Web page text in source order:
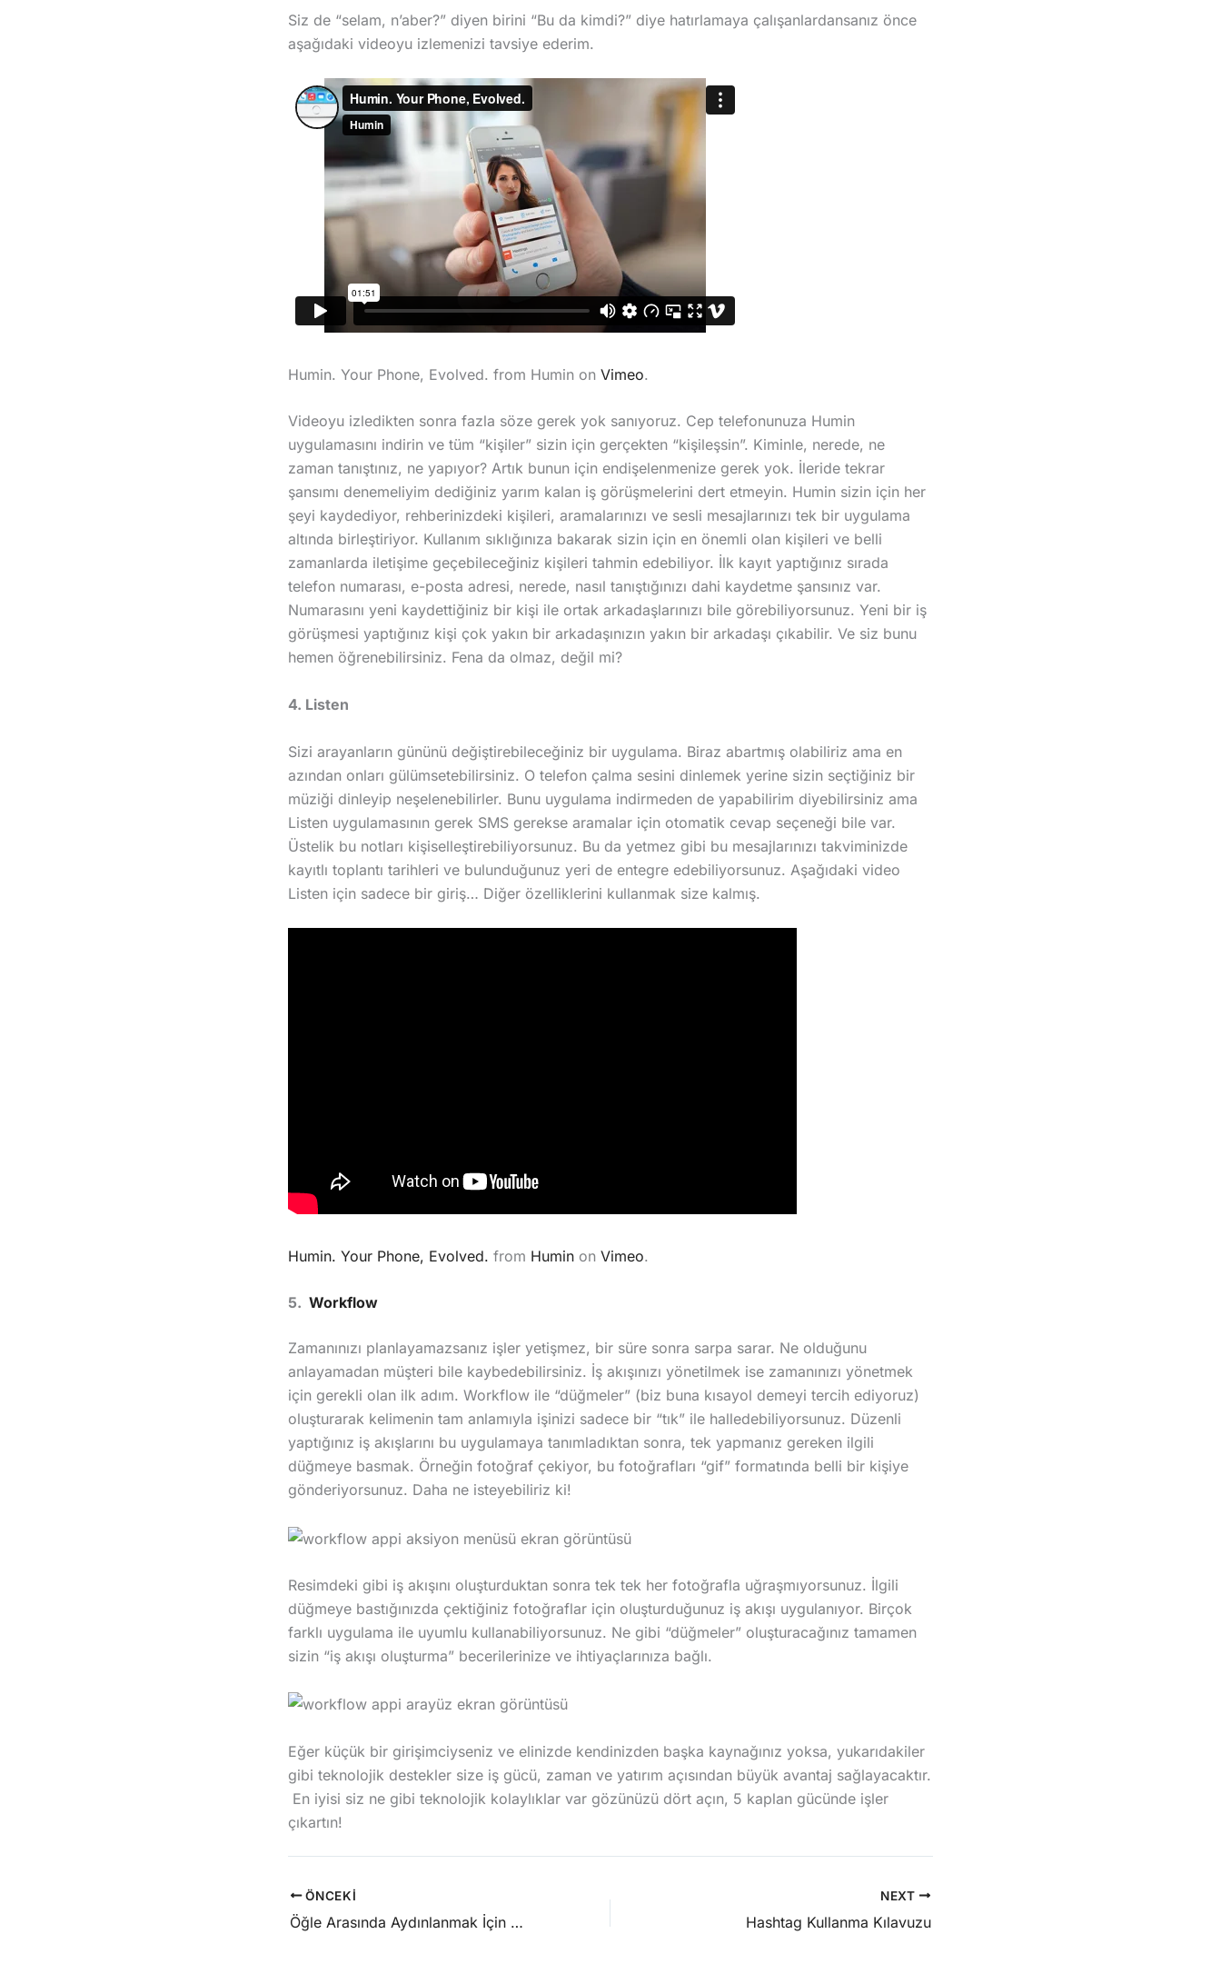
Siz de “selam, n’aber?” diyen birini “Bu da kimdi?” diye hatırlamaya çalışanlardansanız önce
aşağıdaki videoyu izlemenizi tavsiye ederim.
Humin. Your Phone, Evolved. from Humin on Vimeo.
Videoyu izledikten sonra fazla söze gerek yok sanıyoruz. Cep telefonunuza Humin
uygulamasını indirin ve tüm “kişiler” sizin için gerçekten “kişileşsin”. Kiminle, nerede, ne
zaman tanıştınız, ne yapıyor? Artık bunun için endişelenmenize gerek yok. İleride tekrar
şansımı denemeliyim dediğiniz yarım kalan iş görüşmelerini dert etmeyin. Humin sizin için her
şeyi kaydediyor, rehberinizdeki kişileri, aramalarınızı ve sesli mesajlarınızı tek bir uygulama
altında birleştiriyor. Kullanım sıklığınıza bakarak sizin için en önemli olan kişileri ve belli
zamanlarda iletişime geçebileceğiniz kişileri tahmin edebiliyor. İlk kayıt yaptığınız sırada
telefon numarası, e-posta adresi, nerede, nasıl tanıştığınızı dahi kaydetme şansınız var.
Numarasını yeni kaydettiğiniz bir kişi ile ortak arkadaşlarınızı bile görebiliyorsunuz. Yeni bir iş
görüşmesi yaptığınız kişi çok yakın bir arkadaşınızın yakın bir arkadaşı çıkabilir. Ve siz bunu
hemen öğrenebilirsiniz. Fena da olmaz, değil mi?
4. Listen
Sizi arayanların gününü değiştirebileceğiniz bir uygulama. Biraz abartmış olabiliriz ama en
azından onları gülümsetebilirsiniz. O telefon çalma sesini dinlemek yerine sizin seçtiğiniz bir
müziği dinleyip neşelenebilirler. Bunu uygulama indirmeden de yapabilirim diyebilirsiniz ama
Listen uygulamasının gerek SMS gerekse aramalar için otomatik cevap seçeneği bile var.
Üstelik bu notları kişiselleştirebiliyorsunuz. Bu da yetmez gibi bu mesajlarınızı takviminizde
kayıtlı toplantı tarihleri ve bulunduğunuz yeri de entegre edebiliyorsunuz. Aşağıdaki video
Listen için sadece bir giriş… Diğer özelliklerini kullanmak size kalmış.
Humin. Your Phone, Evolved. from Humin on Vimeo.
5. Workflow
Zamanınızı planlayamazsanız işler yetişmez, bir süre sonra sarpa sarar. Ne olduğunu
anlayamadan müşteri bile kaybedebilirsiniz. İş akışınızı yönetilmek ise zamanınızı yönetmek
için gerekli olan ilk adım. Workflow ile “düğmeler” (biz buna kısayol demeyi tercih ediyoruz)
oluşturarak kelimenin tam anlamıyla işinizi sadece bir “tık” ile halledebiliyorsunuz. Düzenli
yaptığınız iş akışlarını bu uygulamaya tanımladıktan sonra, tek yapmanız gereken ilgili
düğmeye basmak. Örneğin fotoğraf çekiyor, bu fotoğrafları “gif” formatında belli bir kişiye
gönderiyorsunuz. Daha ne isteyebiliriz ki!
Resimdeki gibi iş akışını oluşturduktan sonra tek tek her fotoğrafla uğraşmıyorsunuz. İlgili
düğmeye bastığınızda çektiğiniz fotoğraflar için oluşturduğunuz iş akışı uygulanıyor. Birçok
farklı uygulama ile uyumlu kullanabiliyorsunuz. Ne gibi “düğmeler” oluşturacağınız tamamen
sizin “iş akışı oluşturma” becerilerinize ve ihtiyaçlarınıza bağlı.
Eğer küçük bir girişimciyseniz ve elinizde kendinizden başka kaynağınız yoksa, yukarıdakiler
gibi teknolojik destekler size iş gücü, zaman ve yatırım açısından büyük avantaj sağlayacaktır.
En iyisi siz ne gibi teknolojik kolaylıklar var gözünüzü dört açın, 5 kaplan gücünde işler
çıkartın!
ÖNCEKI
Öğle Arasında Aydınlanmak İçin Birazcık Karanlık: Karanlıkta Diyalog Sergisi
NEXT
Hashtag Kullanma Kılavuzu